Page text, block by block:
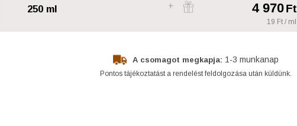
250 ml 4 970Ft
19 Ft / ml
A csomagot megkapja: 1-3 munkanap
Pontos tájékoztatást a rendelést feldolgozása után küldünk.